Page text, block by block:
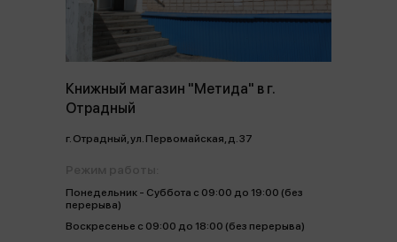
Книжный магазин "Метида" в г.
Отрадный
г. Отрадный, ул. Первомайская, д. 37
Понедельник - Суббота с 09:00 до 19:00 (без
перерыва)
Воскресенье с 09:00 до 18:00 (без перерыва)